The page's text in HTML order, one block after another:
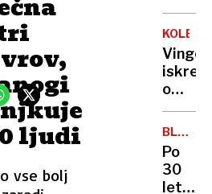
ljudi
vse bolj
jih
pot
do
službe
ponoči
otroka
in
grozil
z
o
»Ne
morem
storiti
PARK
Po
30
letih